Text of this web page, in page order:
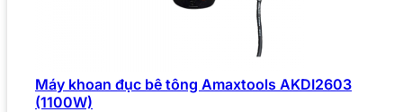
Máy khoan đục bê tông Amaxtools AKDI2603
(1100W)